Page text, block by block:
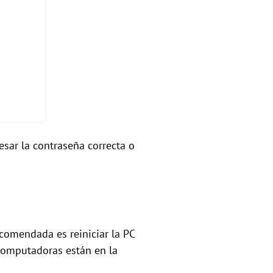
la contraseña correcta o
es reiniciar la PC
están en la